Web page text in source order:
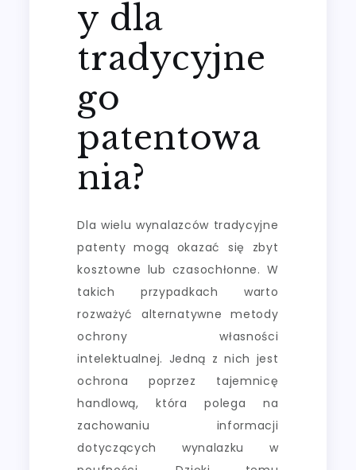
y dla
tradycyjne
go
patentowa
nia?
Dla wielu wynalazców tradycyjne
patenty mogą okazać się zbyt
kosztowne lub czasochłonne. W
takich przypadkach warto
rozważyć alternatywne metody
ochrony własności
intelektualnej. Jedną z nich jest
ochrona poprzez tajemnicę
handlową, która polega na
zachowaniu informacji
dotyczących wynalazku w